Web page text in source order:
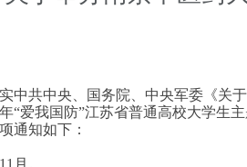
中共中央、国务院、中央军委《关
“爱我国防”江苏省普通高校大学生
通知如下：
月。